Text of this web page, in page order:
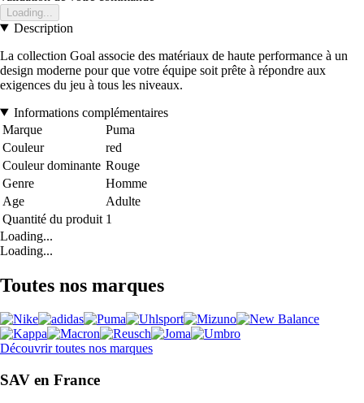
Loading...
Description
La collection Goal associe des matériaux de haute performance à un
design moderne pour que votre équipe soit prête à répondre aux
exigences du jeu à tous les niveaux.
Informations complémentaires
Marque
Puma
Couleur
red
Couleur dominante Rouge
Genre
Homme
Age
Adulte
Quantité du produit 1
Loading...
Loading...
Toutes nos marques
Découvrir toutes nos marques
SAV en France